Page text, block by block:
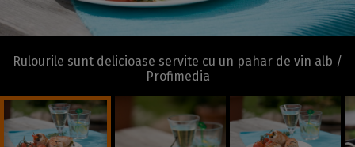
Rulourile sunt delicioase servite cu un pahar de vin alb /
Profimedia